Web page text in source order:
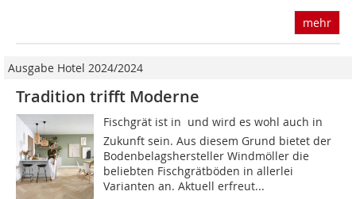
mehr
Ausgabe Hotel 2024/2024
Tradition trifft Moderne
Fischgrät ist in  und wird es wohl auch in
Zukunft sein. Aus diesem Grund bietet der
Bodenbelagshersteller Windmöller die
beliebten Fischgrät­böden in allerlei
Varianten an. Aktuell erfreut...